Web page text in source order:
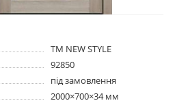
TM NEW STYLE
92850
під замовлення
2000×700×34 мм